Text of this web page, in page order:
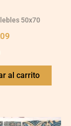
50x70
al carrito